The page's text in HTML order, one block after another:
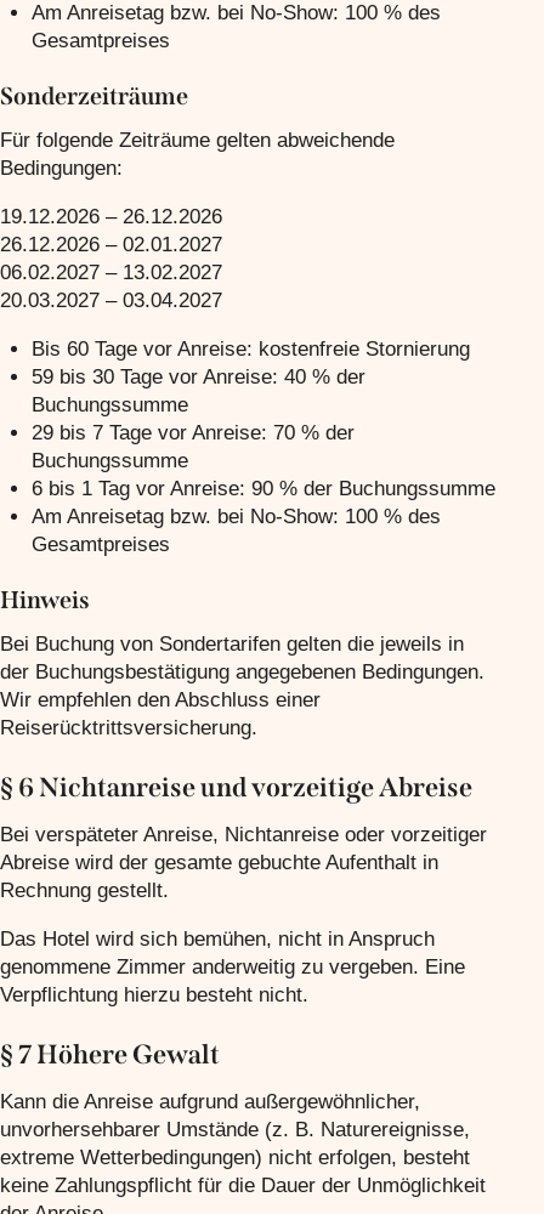
Am Anreisetag bzw. bei No-Show: 100 % des
Gesamtpreises
Sonderzeiträume
Für folgende Zeiträume gelten abweichende
Bedingungen:
19.12.2026 – 26.12.2026
26.12.2026 – 02.01.2027
06.02.2027 – 13.02.2027
20.03.2027 – 03.04.2027
Bis 60 Tage vor Anreise: kostenfreie Stornierung
59 bis 30 Tage vor Anreise: 40 % der
Buchungssumme
29 bis 7 Tage vor Anreise: 70 % der
Buchungssumme
6 bis 1 Tag vor Anreise: 90 % der Buchungssumme
Am Anreisetag bzw. bei No-Show: 100 % des
Gesamtpreises
Hinweis
Bei Buchung von Sondertarifen gelten die jeweils in
der Buchungsbestätigung angegebenen Bedingungen.
Wir empfehlen den Abschluss einer
Reiserücktrittsversicherung.
§ 6 Nichtanreise und vorzeitige Abreise
Bei verspäteter Anreise, Nichtanreise oder vorzeitiger
Abreise wird der gesamte gebuchte Aufenthalt in
Rechnung gestellt.
Das Hotel wird sich bemühen, nicht in Anspruch
genommene Zimmer anderweitig zu vergeben. Eine
Verpflichtung hierzu besteht nicht.
§ 7 Höhere Gewalt
Kann die Anreise aufgrund außergewöhnlicher,
unvorhersehbarer Umstände (z. B. Naturereignisse,
extreme Wetterbedingungen) nicht erfolgen, besteht
keine Zahlungspflicht für die Dauer der Unmöglichkeit